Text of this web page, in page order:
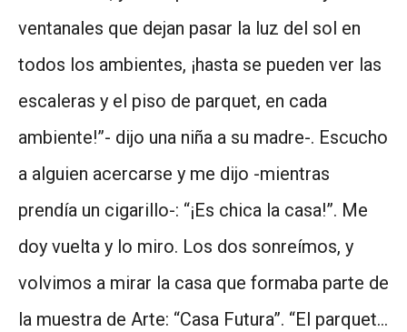
ventanales que dejan pasar la luz del sol en
todos los ambientes, ¡hasta se pueden ver las
escaleras y el piso de parquet, en cada
ambiente!”- dijo una niña a su madre-. Escucho
a alguien acercarse y me dijo -mientras
prendía un cigarillo-: “¡Es chica la casa!”. Me
doy vuelta y lo miro. Los dos sonreímos, y
volvimos a mirar la casa que formaba parte de
la muestra de Arte: “Casa Futura”. “El parquet…